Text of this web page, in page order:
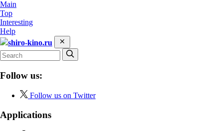
Main
Top
Interesting
Help
shiro-kino.ru
Follow us:
Follow us on Twitter
Applications